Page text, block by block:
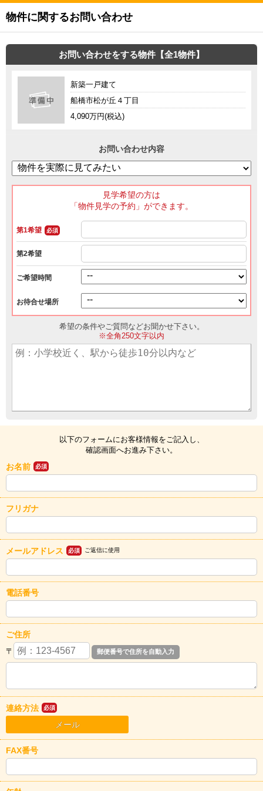
物件に関するお問い合わせ
お問い合わせをする物件【全1物件】
新築一戸建て
船橋市松が丘４丁目
4,090万円(税込)
お問い合わせ内容
見学希望の方は
「物件見学の予約」ができます。
第1希望 必須
第2希望
ご希望時間
お待合せ場所
希望の条件やご質問などお聞かせ下さい。
※全角250文字以内
以下のフォームにお客様情報をご記入し、
確認画面へお進み下さい。
お名前 必須
フリガナ
メールアドレス 必須 ご返信に使用
電話番号
ご住所
〒
連絡方法 必須
メール
FAX番号